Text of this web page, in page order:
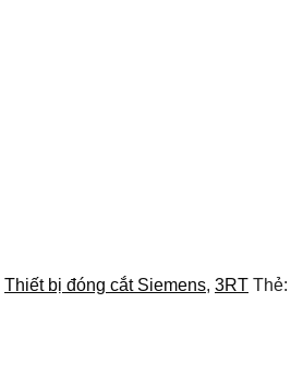
Thiết bị đóng cắt Siemens, 3RT Thẻ: